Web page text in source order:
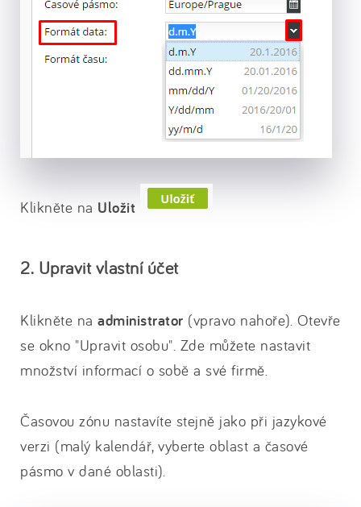
Klikněte na Uložit
2. Upravit vlastní účet
Klikněte na administrator (vpravo nahoře). Otevře
se okno "Upravit osobu". Zde můžete nastavit
množství informací o sobě a své firmě.
Časovou zónu nastavíte stejně jako při jazykové
verzi (malý kalendář, vyberte oblast a časové
pásmo v dané oblasti).